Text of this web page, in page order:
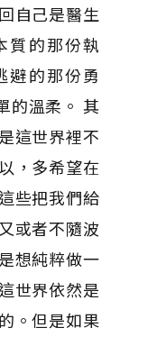
自己是醫生
質的那份執
避的那份勇
的溫柔。 其
這世界裡不
，多希望在
些把我們給
或者不隨波
想純粹做一
世界依然是
。但是如果